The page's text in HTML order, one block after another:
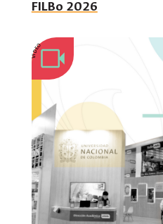
FILBo 2026
VIDEO